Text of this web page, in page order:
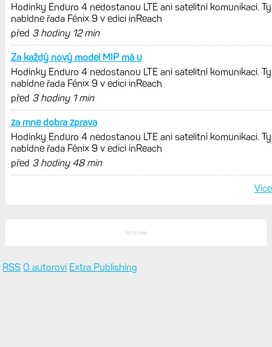
Live Activity konečně i pro outdoorové
sporty. Mobil už umí zrcadlit data
cyklistiky, běhu i chůze
Zkušenosti po roce: Fénixy 8 Pro jsou
jedním slovem parádní, těžko něco
vytknout. Ale ta nositelnost
Zaměření zátěže: Hodnotí, zda je váš
trénink produktivní a jestli se nachází
v optimálních oblastech